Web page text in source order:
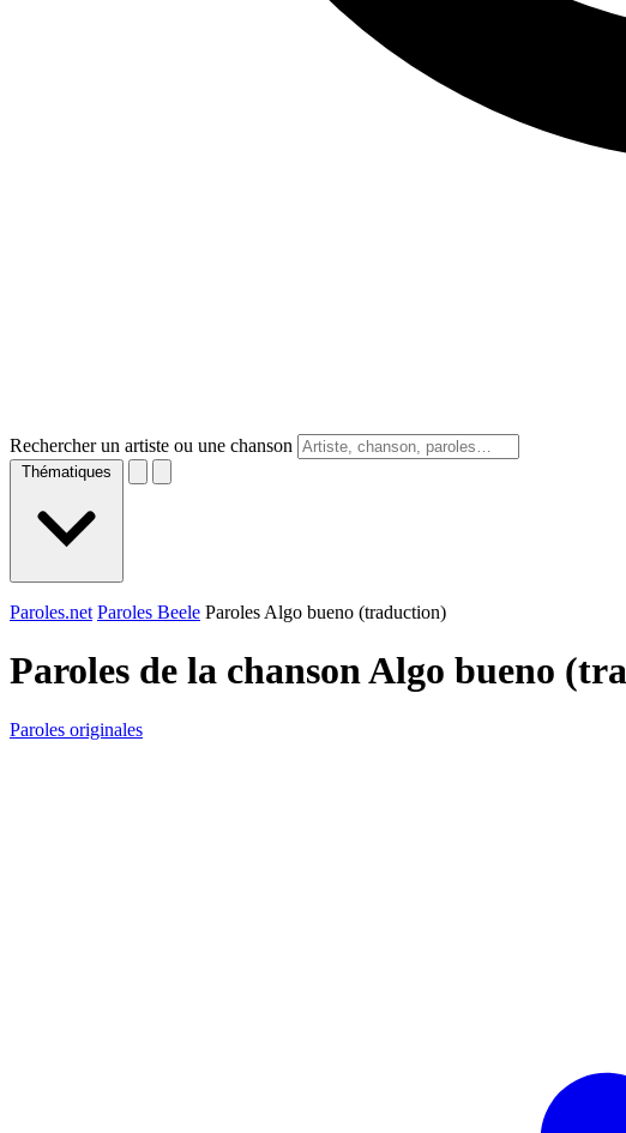
Rechercher un artiste ou une chanson
Thématiques
Paroles.net Paroles Beele Paroles Algo bueno (traduction)
Paroles de la chanson Algo bueno
Paroles originales